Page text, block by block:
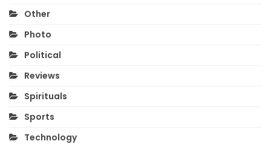
Other
Photo
Political
Reviews
Spirituals
Sports
Technology